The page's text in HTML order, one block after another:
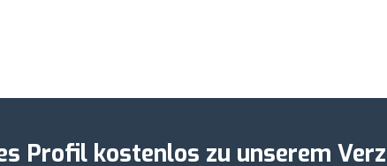
Profil kostenlos zu unserem